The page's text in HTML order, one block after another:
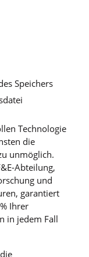
Speichers
Technologie
die
unmöglich.
Abteilung,
und
garantiert
Ihrer
in jedem Fall